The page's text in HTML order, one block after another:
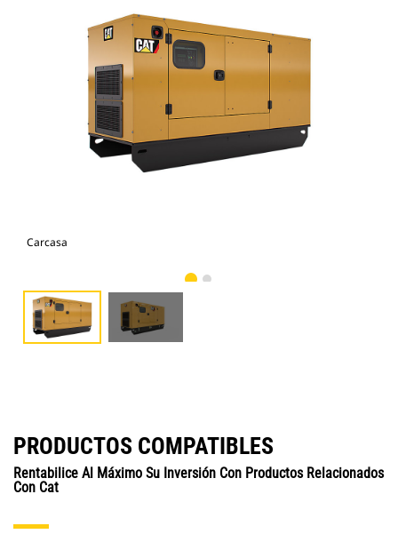
Carcasa
PRODUCTOS COMPATIBLES
Rentabilice Al Máximo Su Inversión Con Productos Relacionados
Con Cat